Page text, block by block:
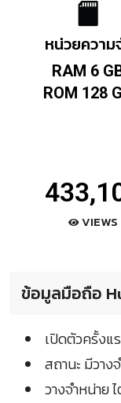
หน่วยความ
RAM 6
ROM 128
VIEWS
ข้อมูลมือถือ
เปิดตัวครั้งแ
สถานะ มีวาง
วางจำหน่าย